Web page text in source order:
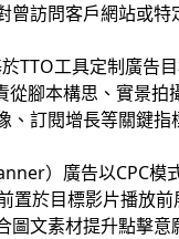
訪問客戶網站或
TTO工具定制廣告
腳本構思、實景
訂閱增長等關鍵
）廣告以CPC
於目標影片播放
文素材提升點擊